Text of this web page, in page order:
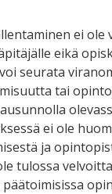
ei ole
eikä
seurata
tai
ei ole
ja
tulossa